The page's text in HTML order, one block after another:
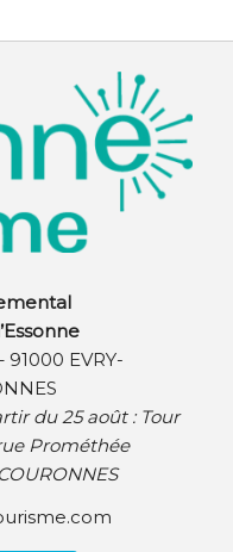
91000 EVRY-
du 25 août : Tour
Prométhée